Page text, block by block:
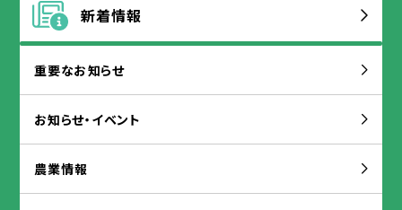
新着情報
重要なお知らせ
お知らせ・イベント
農業情報